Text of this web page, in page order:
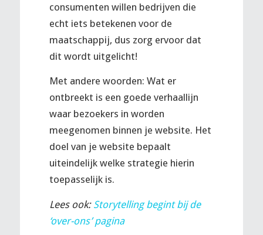
consumenten willen bedrijven die
echt iets betekenen voor de
maatschappij, dus zorg ervoor dat
dit wordt uitgelicht!
Met andere woorden: Wat er
ontbreekt is een goede verhaallijn
waar bezoekers in worden
meegenomen binnen je website. Het
doel van je website bepaalt
uiteindelijk welke strategie hierin
toepasselijk is.
Lees ook: Storytelling begint bij de
‘over-ons’ pagina